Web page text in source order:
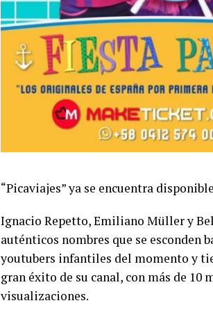
“Picaviajes” ya se encuentra
Ignacio Repetto, Emiliano Müller y
auténticos nombres que se esconden
youtubers infantiles del momento y
gran éxito de su canal, con más de 10
visualizaciones.